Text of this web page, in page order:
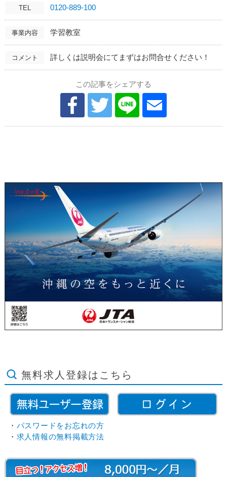
TEL 0120-889-100
事業内容 学習教室
コメント 詳しくは説明会にてまずはお問合せください！
この記事をシェアする
無料求人登録はこちら
・ パスワードをお忘れの方
・ 求人情報の無料掲載方法